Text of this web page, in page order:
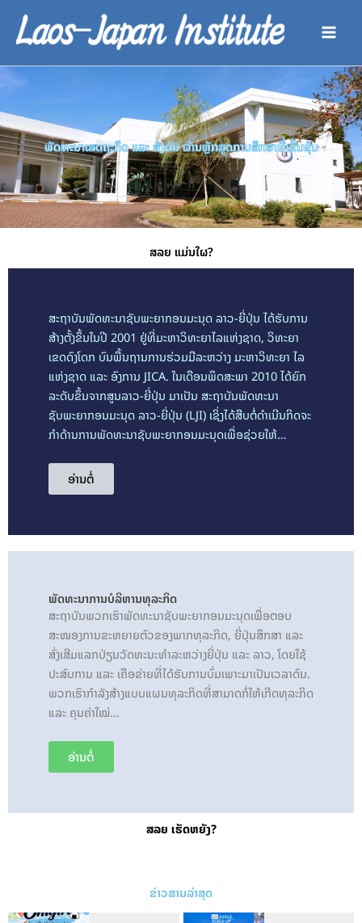
ເນື້ອຫາ
ພັດທະນາເສດຖະກິດ ແລະ ສັງຄົມ ຜ່ານຫຼັກສູດການສຶກສາທີ່ເຂັ້ນຂຸ້ນ
ສລຍ ແມ່ນໃຜ?
ສະຖາບັນພັດທະນາຊັບພະຍາກອນມະນຸດ ລາວ-ຍີ່ປຸ່ນ ໄດ້ຮັບການ
ສ້າງຕັ້ງຂຶ້ນໃນປີ 2001 ຢູ່ທີ່ມະຫາວິທະຍາໄລແຫ່ງຊາດ, ວິທະຍາ
ເຂດດົງໂດກ ບົນພື້ນຖານການຮ່ວມມືລະຫວ່າງ ມະຫາວິທະຍາ ໄລ
ແຫ່ງຊາດ ແລະ ອົງການ JICA. ໃນເດືອນພຶດສະພາ 2010 ໄດ້ຍົກ
ລະດັບຂຶ້ນຈາກສູນລາວ-ຍີ່ປຸ່ນ ມາເປັນ ສະຖາບັນພັດທະນາ
ຊັບພະຍາກອນມະນຸດ ລາວ-ຍີ່ປຸ່ນ (LJI) ເຊິ່ງໄດ້ສືບຕໍ່ດໍາເນີນກິດຈະ
ກໍາດ້ານການພັດທະນາຊັບພະຍາກອນມະນຸດເພື່ອຊ່ວຍໃຫ້…
ອ່ານຕໍ່
ພັດທະນາການບໍລິຫານທຸລະກິດ
ສະຖາບັນພວກເຮົາພັດທະນາຊັບພະຍາກອນມະນຸດເພື່ອຕອບ
ສະໜອງການຂະຫຍາຍຕົວຂອງພາກທຸລະກິດ, ຍີ່ປຸ່ນສຶກສາ ແລະ
ສົ່ງເສີມແລກປ່ຽນວັດທະນະທໍາລະຫວ່າງຍີ່ປຸ່ນ ແລະ ລາວ, ໂດຍໃຊ້
ປະສົບການ ແລະ ເຄືອຂ່າຍທີ່ໄດ້ຮັບການບົ່ມເພາະມາເປັນເວລາດົນ.
ພວກເຮົາກໍາລັງສ້າງແບບແຜນທຸລະກິດທີ່ສາມາດກໍ່ໃຫ້ເກີດທຸລະກິດ
ແລະ ຄຸນຄ່າໃໝ່…
ອ່ານຕໍ່
ສລຍ ເຮັດຫຍັງ?
ຂ່າວສານລ່າສຸດ